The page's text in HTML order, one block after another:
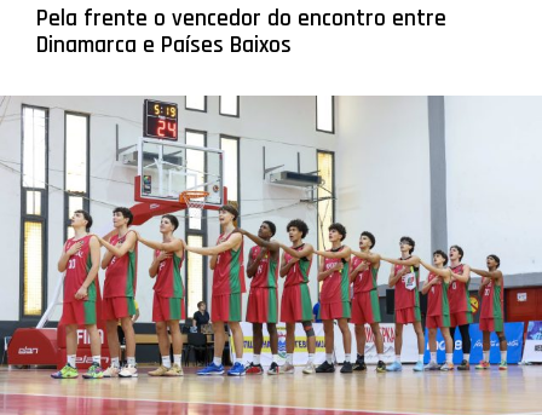
Pela frente o vencedor do encontro entre
Dinamarca e Países Baixos